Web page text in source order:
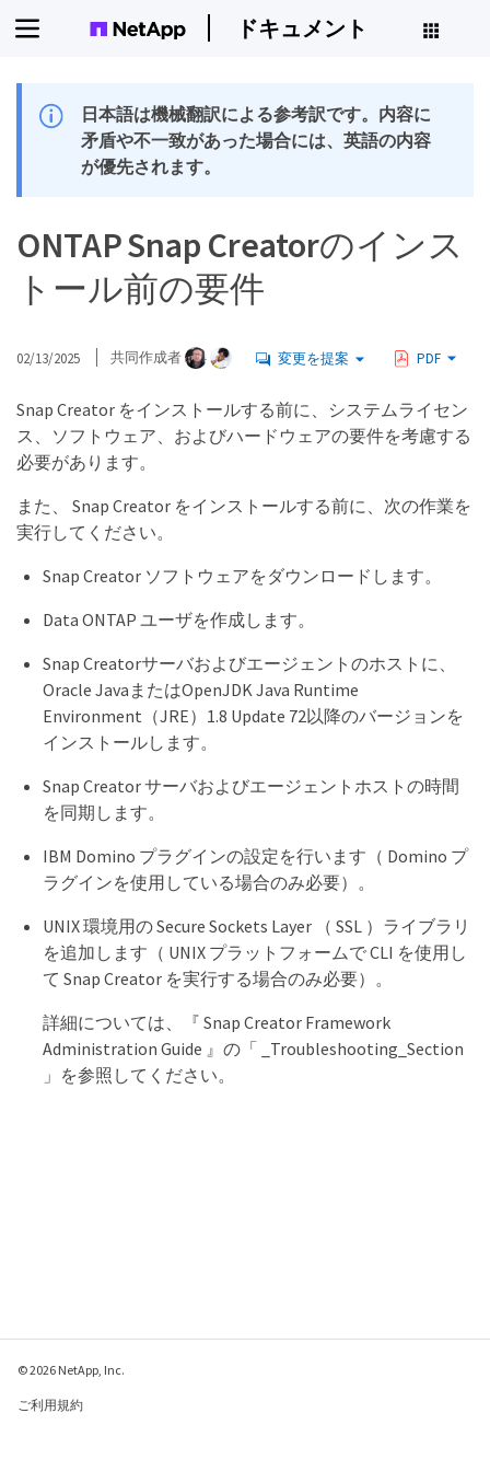
ドキュメント
日本語は機械翻訳による参考訳です。内容に
矛盾や不一致があった場合には、英語の内容
が優先されます。
ONTAP Snap Creatorのインス
トール前の要件
02/13/2025 共同作成者 変更を提案 PDF
Snap Creator をインストールする前に、システムライセン
ス、ソフトウェア、およびハードウェアの要件を考慮する
必要があります。
また、 Snap Creator をインストールする前に、次の作業を
実行してください。
Snap Creator ソフトウェアをダウンロードします。
Data ONTAP ユーザを作成します。
Snap Creatorサーバおよびエージェントのホストに、
Oracle JavaまたはOpenJDK Java Runtime
Environment（JRE）1.8 Update 72以降のバージョンを
インストールします。
Snap Creator サーバおよびエージェントホストの時間
を同期します。
IBM Domino プラグインの設定を行います（ Domino プ
ラグインを使用している場合のみ必要）。
UNIX 環境用の Secure Sockets Layer （ SSL ）ライブラリ
を追加します（ UNIX プラットフォームで CLI を使用し
て Snap Creator を実行する場合のみ必要）。
詳細については、『 Snap Creator Framework
Administration Guide 』の「 _Troubleshooting_Section
」を参照してください。
© 2026 NetApp, Inc.
ご利用規約